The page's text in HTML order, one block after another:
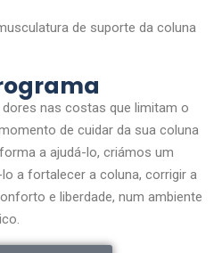
de suporte da coluna
nas costas que limitam o
de cuidar da sua coluna
a ajudá-lo, criámos um
a fortalecer a coluna, corrigir a
e liberdade, num ambiente